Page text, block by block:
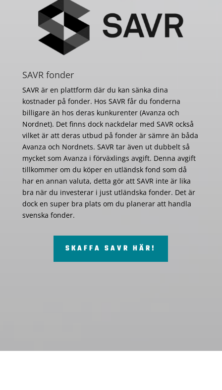
SAVR fonder
SAVR är en plattform där du kan sänka dina
kostnader på fonder. Hos SAVR får du fonderna
billigare än hos deras kunkurenter (Avanza och
Nordnet). Det finns dock nackdelar med SAVR också
vilket är att deras utbud på fonder är sämre än båda
Avanza och Nordnets. SAVR tar även ut dubbelt så
mycket som Avanza i förväxlings avgift. Denna avgift
tillkommer om du köper en utländsk fond som då
har en annan valuta, detta gör att SAVR inte är lika
bra när du investerar i just utländska fonder. Det är
dock en super bra plats om du planerar att handla
svenska fonder.
SKAFFA SAVR HÄR!